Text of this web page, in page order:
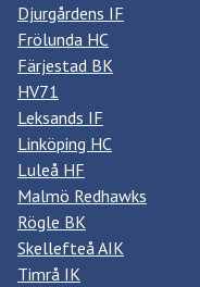
Djurgårdens IF
Frölunda HC
Färjestad BK
HV71
Leksands IF
Linköping HC
Luleå HF
Malmö Redhawks
Rögle BK
Skellefteå AIK
Timrå IK